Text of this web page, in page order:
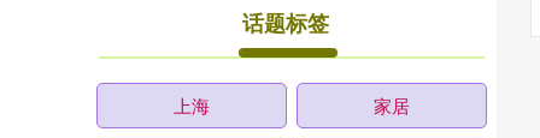
话题标签
上海 家居